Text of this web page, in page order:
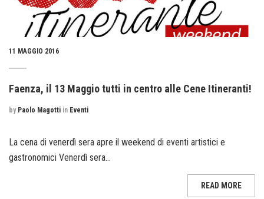
11 MAGGIO 2016
Faenza, il 13 Maggio tutti in centro alle Cene Itineranti!
by Paolo Magotti in Eventi
La cena di venerdì sera apre il weekend di eventi artistici e
gastronomici Venerdì sera...
READ MORE